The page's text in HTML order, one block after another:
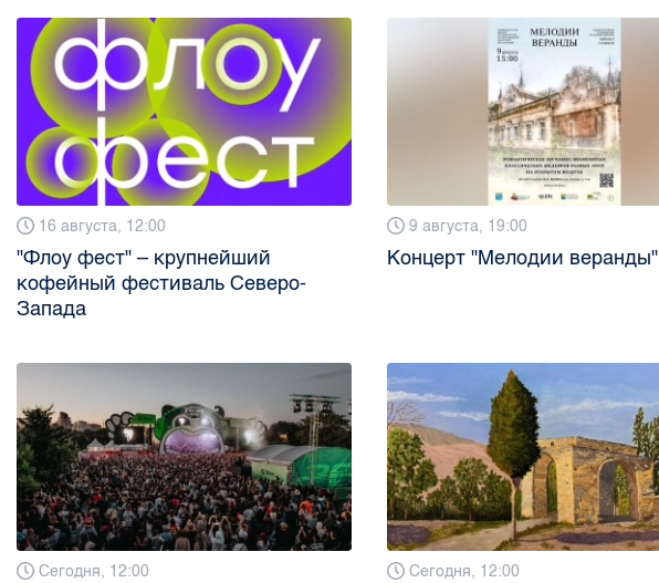
16 августа, 12:00
"Флоу фест" – крупнейший
кофейный фестиваль Северо-
Запада
9 августа, 19:00
Концерт "Мелодии веранды"
Сегодня, 12:00 Сегодня, 12:00